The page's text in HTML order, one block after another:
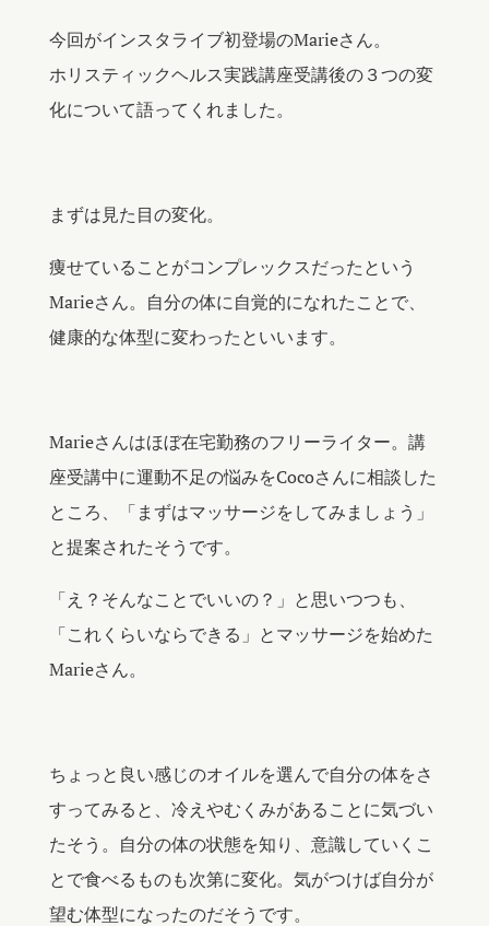
今回がインスタライブ初登場のMarieさん。
ホリスティックヘルス実践講座受講後の３つの変
化について語ってくれました。
まずは見た目の変化。
痩せていることがコンプレックスだったという
Marieさん。自分の体に自覚的になれたことで、
健康的な体型に変わったといいます。
Marieさんはほぼ在宅勤務のフリーライター。講
座受講中に運動不足の悩みをCocoさんに相談した
ところ、「まずはマッサージをしてみましょう」
と提案されたそうです。
「え？そんなことでいいの？」と思いつつも、
「これくらいならできる」とマッサージを始めた
Marieさん。
ちょっと良い感じのオイルを選んで自分の体をさ
すってみると、冷えやむくみがあることに気づい
たそう。自分の体の状態を知り、意識していくこ
とで食べるものも次第に変化。気がつけば自分が
望む体型になったのだそうです。